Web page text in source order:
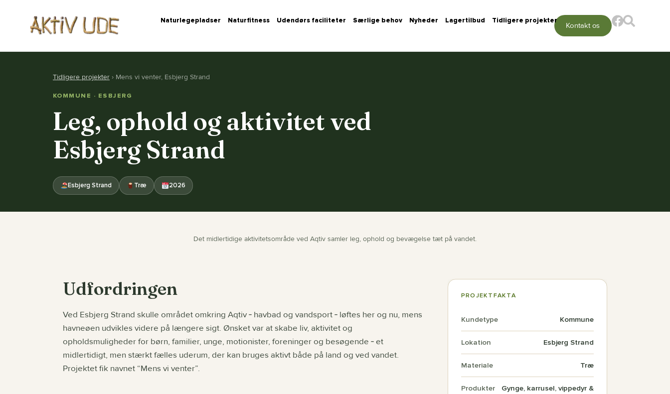
Naturlegepladser Naturfitness Udendørs faciliteter Særlige behov Nyheder Lagertilbud Tidligere projekter
Kontakt os
Tidligere projekter › Mens vi venter, Esbjerg Strand
KOMMUNE · ESBJERG
Leg, ophold og aktivitet ved
Esbjerg Strand
Esbjerg Strand Træ 2026
Det midlertidige aktivitetsområde ved Aqtiv samler leg, ophold og bevægelse tæt på vandet.
Udfordringen
Ved Esbjerg Strand skulle området omkring Aqtiv ‐ havbad og vandsport ‐ løftes her og nu, mens
havneøen udvikles videre på længere sigt. Ønsket var at skabe liv, aktivitet og
opholdsmuligheder for børn, familier, unge, motionister, foreninger og besøgende ‐ et
midlertidigt, men stærkt fælles uderum, der kan bruges aktivt både på land og ved vandet.
Projektet fik navnet “Mens vi venter”.
PROJEKTFAKTA
Kundetype Kommune
Lokation Esbjerg Strand
Materiale Træ
Produkter
Gynge, karrusel, vippedyr &